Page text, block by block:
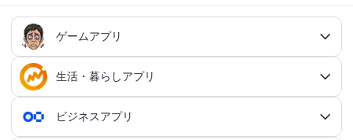
ゲームアプリ
ゲームアプリ総合
RPGアプリ
生活・暮らしアプリ
生活・暮らしアプリ総合
ビジネスアプリ